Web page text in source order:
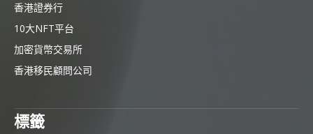
香港證券行
10大NFT平台
加密貨幣交易所
香港移民顧問公司
標籤